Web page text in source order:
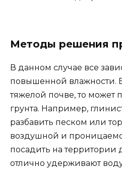
Методы решения
В данном случае все
повышенной влажности.
тяжелой почве, то может
грунта. Например,
разбавить песком или
воздушной и
посадить на территории
отлично удерживают